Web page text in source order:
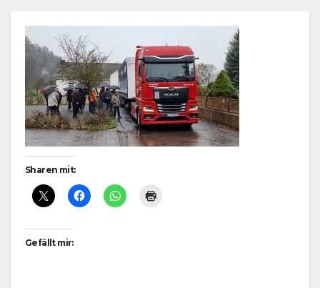
Sharen mit:
Gefällt mir: